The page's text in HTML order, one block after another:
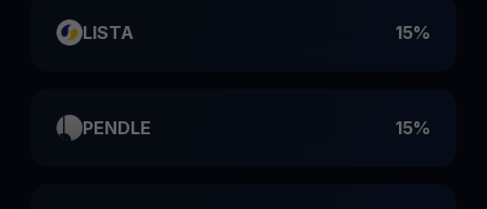
LISTA 15%
PENDLE 15%